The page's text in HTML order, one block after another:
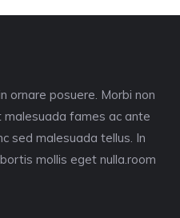
ornare posuere. Morbi non
malesuada fames ac ante
sed malesuada tellus. In
mollis eget nulla.room